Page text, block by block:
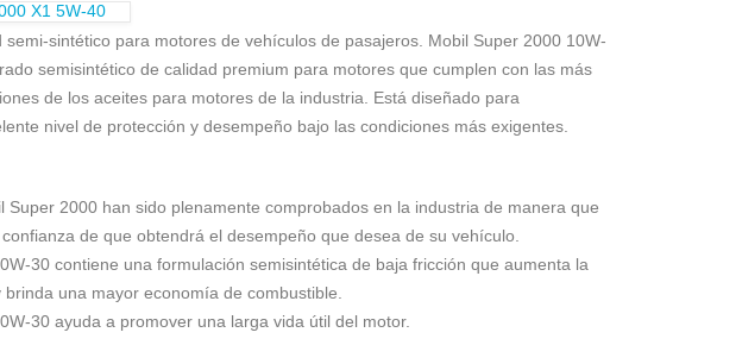
X1 5W-40
semi-sintético para motores de vehículos de pasajeros. Mobil Super 2000 10W-
semisintético de calidad premium para motores que cumplen con las más
de los aceites para motores de la industria. Está diseñado para
nivel de protección y desempeño bajo las condiciones más exigentes.
Super 2000 han sido plenamente comprobados en la industria de manera que
de que obtendrá el desempeño que desea de su vehículo.
30 contiene una formulación semisintética de baja fricción que aumenta la
una mayor economía de combustible.
30 ayuda a promover una larga vida útil del motor.